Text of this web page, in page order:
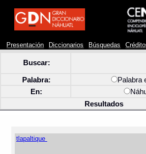
Presentación Diccionarios Búsquedas
Buscar:
Palabra: Palabra
En:
Resultados
tlapaltique